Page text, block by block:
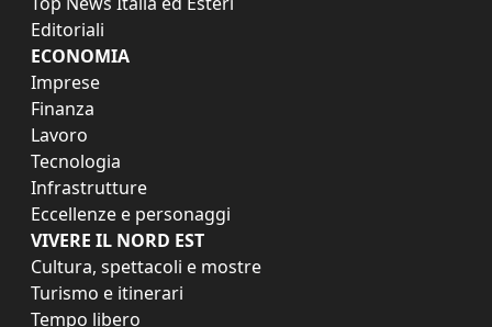
Editoriali
ECONOMIA
Imprese
Finanza
Lavoro
Tecnologia
Infrastrutture
Eccellenze e personaggi
VIVERE IL NORD EST
Cultura, spettacoli e mostre
Turismo e itinerari
Tempo libero